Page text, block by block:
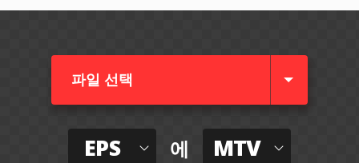
파일 선택
EPS 에 MTV